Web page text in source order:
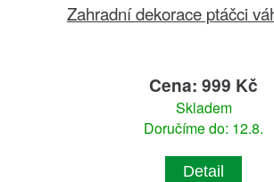
Zahradní dekorace ptáčci
Cena: 999 Kč
Skladem
Doručíme do: 12.8.
Detail